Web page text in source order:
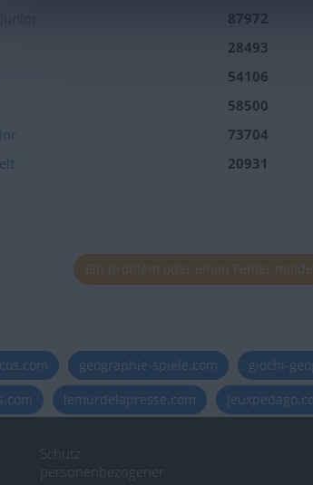
87972
28493
54106
58500
73704
20931
Ein problem oder einen Fehler
geographie-spiele.com giochi-
lemurdelapresse.com
Schutz
personenbezogener